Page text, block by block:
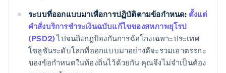
ระบบที่ออกแบบมาเพื่อการปฏิบัติตามข้อกำหนด: ตั้งแต่
คำสั่งบริการชำระเงินฉบับแก้ไขของสหภาพยุโรป
(PSD2)ไปจนถึงกฎป้องกันการฉ้อโกงเฉพาะประเทศ
โซลูชันระดับโลกที่ออกแบบมาอย่างดีจะรวมเอาตรรกะ
ของข้อกำหนดในท้องถิ่นไว้ด้วยกัน คุณจึงไม่จำเป็นต้อง